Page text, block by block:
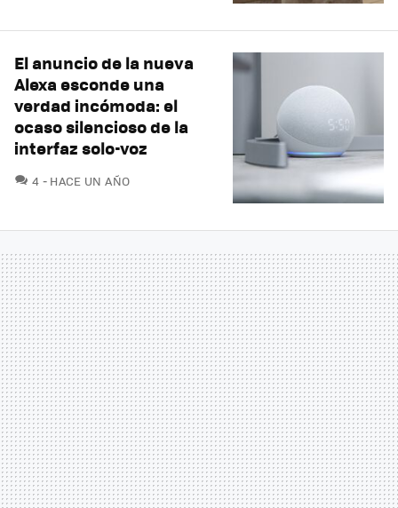
El anuncio de la nueva
Alexa esconde una
verdad incómoda: el
ocaso silencioso de la
interfaz solo-voz
4 COMENTARIOS
HACE UN AÑO